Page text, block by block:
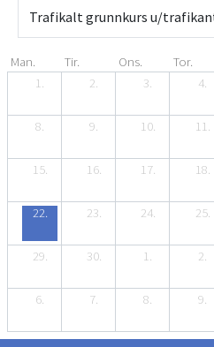
Man. Tir. Ons. Tor.
1.
2. 3. 4.
8. 9. 10. 11.
15. 16. 17. 18.
22. 23. 24. 25.
29. 30. 1. 2.
6. 7. 8. 9.